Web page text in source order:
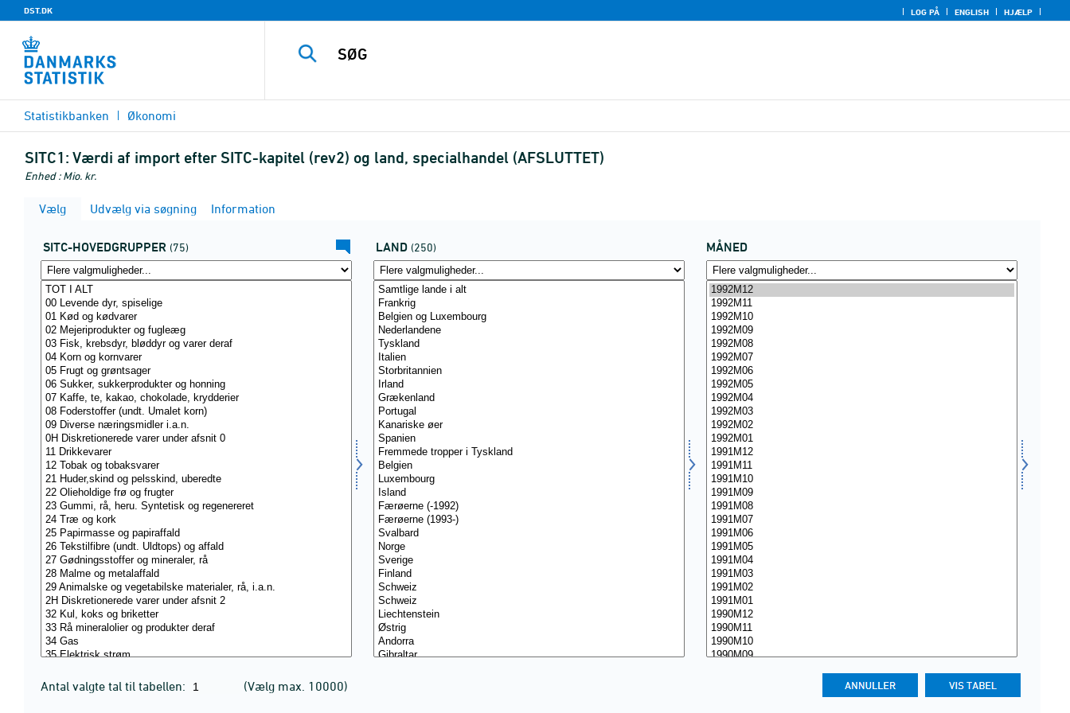
DST.DK LOG PÅ ENGLISH HJÆLP
Statistikbanken Økonomi
SITC1: Værdi af import efter SITC-kapitel (rev2) og land, specialhandel (AFSLUTTET)
Enhed : Mio. kr.
Vælg Udvælg via søgning Information
SITC-HOVEDGRUPPER (75) LAND (250) MÅNED
Antal valgte tal til tabellen: (Vælg max. 10000)